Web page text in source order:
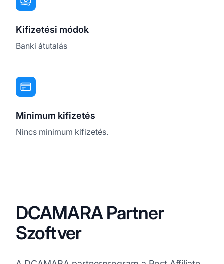
Kifizetési módok
Banki átutalás
Minimum kifizetés
Nincs minimum kifizetés.
DCAMARA Partner
Szoftver